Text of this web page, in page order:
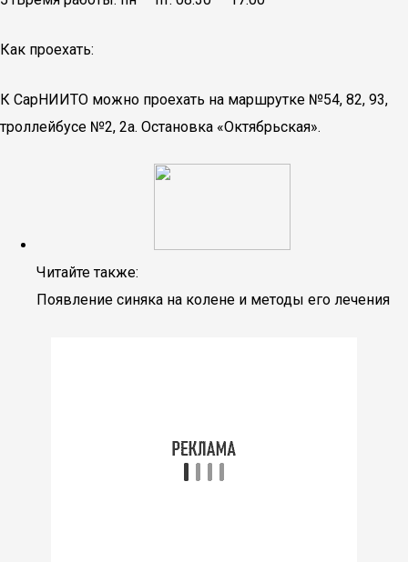
Как проехать:
К СарНИИТО можно проехать на маршрутке №54, 82, 93,
троллейбусе №2, 2а. Остановка «Октябрьская».
Читайте также:
Появление синяка на колене и методы его лечения